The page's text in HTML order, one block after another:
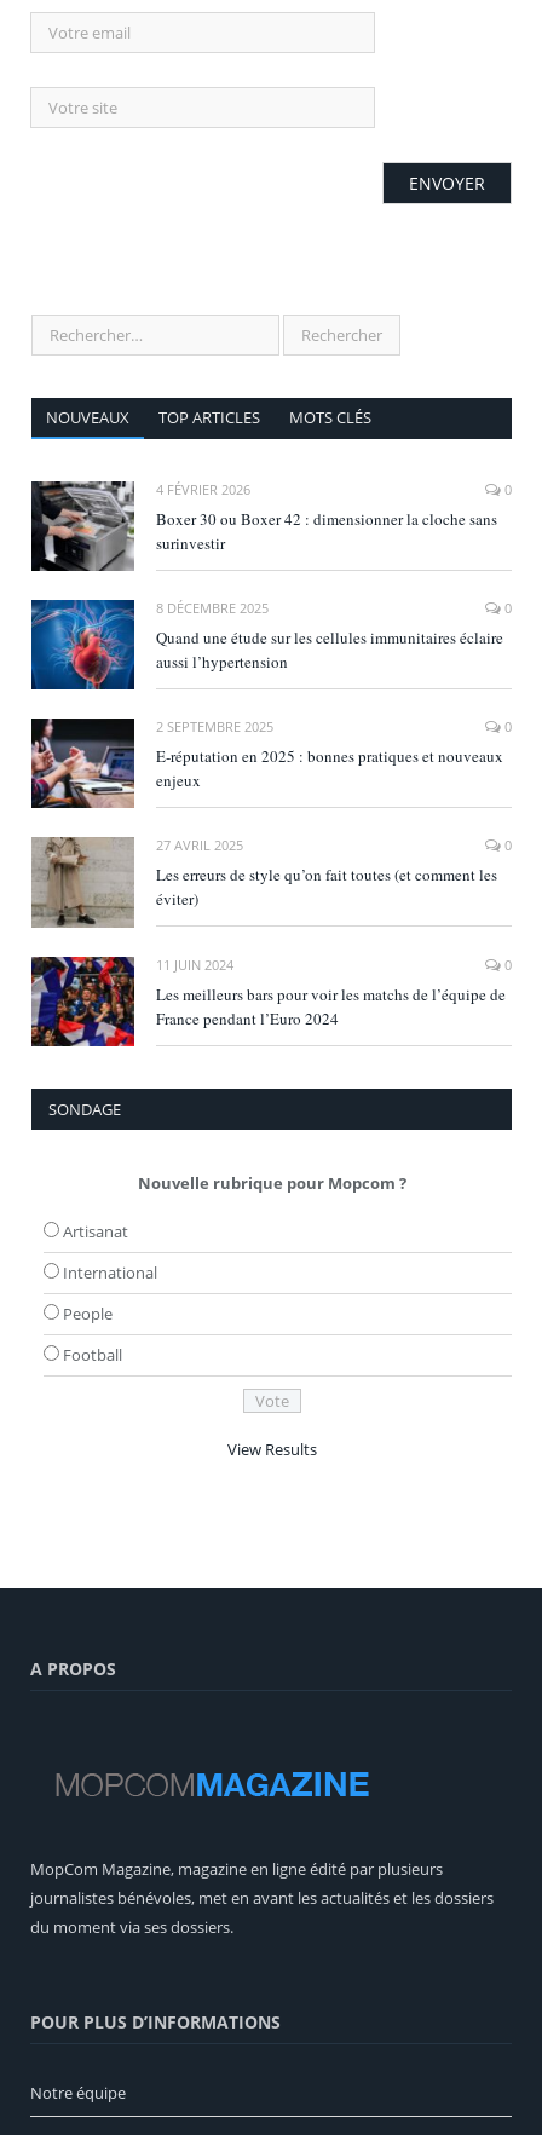
NOUVEAUX TOP ARTICLES MOTS CLÉS
4 FÉVRIER 2026 0
Boxer 30 ou Boxer 42 : dimensionner la cloche sans
surinvestir
8 DÉCEMBRE 2025 0
Quand une étude sur les cellules immunitaires éclaire
aussi l’hypertension
2 SEPTEMBRE 2025 0
E‑réputation en 2025 : bonnes pratiques et nouveaux
enjeux
27 AVRIL 2025 0
Les erreurs de style qu’on fait toutes (et comment les
éviter)
11 JUIN 2024 0
Les meilleurs bars pour voir les matchs de l’équipe de
France pendant l’Euro 2024
SONDAGE
Nouvelle rubrique pour Mopcom ?
Artisanat
International
People
Football
View Results
A PROPOS
MopCom Magazine, magazine en ligne édité par plusieurs
journalistes bénévoles, met en avant les actualités et les dossiers
du moment via ses dossiers.
POUR PLUS D’INFORMATIONS
Notre équipe